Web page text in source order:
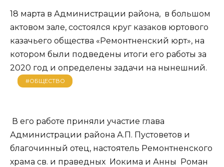
18 марта в Администрации района, в большом
актовом зале, состоялся круг казаков юртового
казачьего общества «Ремонтненский юрт», на
котором были подведены итоги его работы за
2020 год и определены задачи на нынешний.
#ОБЩЕСТВО
В его работе приняли участие глава
Администрации района А.П. Пустоветов и
благочинный отец, настоятель Ремонтненского
храма св. и праведных Иокима и Анны Роман